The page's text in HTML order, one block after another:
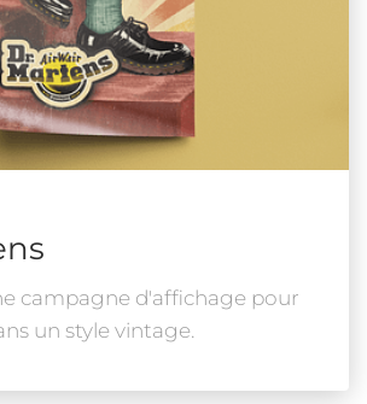
campagne d'affichage pour
un style vintage.